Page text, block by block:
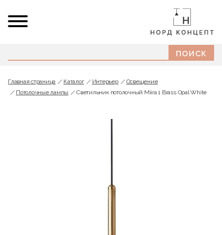
Главная страница Каталог Интерьер
Освещение
Потолочные лампы
Светильник потолочный Miira 1 Brass Opal White